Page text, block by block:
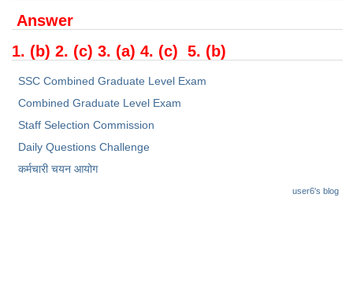
CAPF / Delhi Police - SI (CPO)
Scientific Assistant Exam
ACIO (IB) Exam
Answer
1. (b) 2. (c) 3. (a) 4. (c) 5. (b)
SSC Combined Graduate Level Exam
Combined Graduate Level Exam
Staff Selection Commission
Daily Questions Challenge
कर्मचारी चयन आयोग
user6's blog